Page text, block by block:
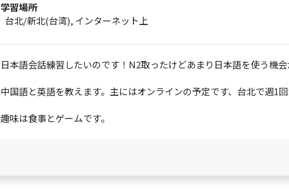
学習場所
台北/新北(台湾), インターネット上
日本語会話練習したいのです！N2取ったけどあまり日本語を使う機会
中国語と英語を教えます。主にはオンラインの予定です、台北で週1
趣味は食事とゲームです。